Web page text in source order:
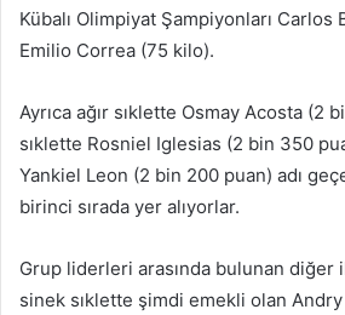
Kübalı Olimpiyat Şampiyonları
Emilio Correa (75 kilo).
Ayrıca ağır sıklette Osmay Acosta (2
sıklette Rosniel Iglesias (2 bin 350
Yankiel Leon (2 bin 200 puan) adı
birinci sırada yer alıyorlar.
Grup liderleri arasında bulunan diğer
sinek sıklette şimdi emekli olan